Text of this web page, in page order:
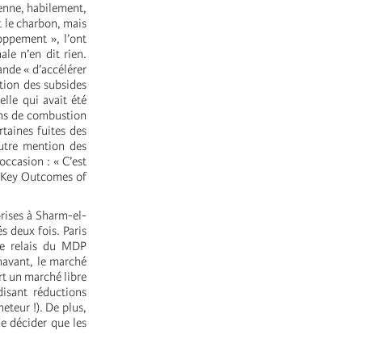
habilement,
le charbon, mais
», l’ont
n’en dit rien.
« d’accélérer
des subsides
qui avait été
de combustion
fuites des
mention des
: « C’est
Outcomes of
à Sharm-el-
deux fois. Paris
relais du MDP
le marché
un marché libre
réductions
!). De plus,
décider que les